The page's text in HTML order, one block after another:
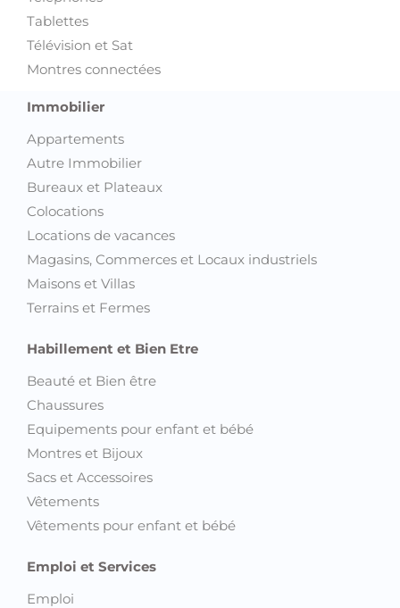
Tablettes
Télévision et Sat
Montres connectées
Immobilier
Appartements
Autre Immobilier
Bureaux et Plateaux
Colocations
Locations de vacances
Magasins, Commerces et Locaux industriels
Maisons et Villas
Terrains et Fermes
Habillement et Bien Etre
Beauté et Bien être
Chaussures
Equipements pour enfant et bébé
Montres et Bijoux
Sacs et Accessoires
Vêtements
Vêtements pour enfant et bébé
Emploi et Services
Emploi